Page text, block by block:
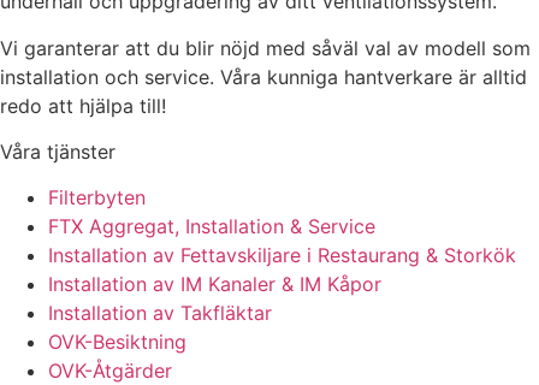
Vi garanterar att du blir nöjd med såväl val av modell som
installation och service. Våra kunniga hantverkare är alltid
redo att hjälpa till!
Våra tjänster
Filterbyten
FTX Aggregat, Installation & Service
Installation av Fettavskiljare i Restaurang & Storkök
Installation av IM Kanaler & IM Kåpor
Installation av Takfläktar
OVK-Besiktning
OVK-Åtgärder